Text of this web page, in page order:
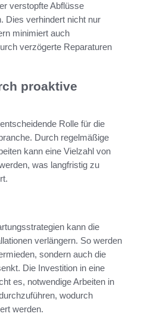
verstopfte Abflüsse
Dies verhindert nicht nur
minimiert auch
verzögerte Reparaturen
proaktive
Rolle für die
Durch regelmäßige
kann eine Vielzahl von
was langfristig zu
kann die
verlängern. So werden
sondern auch die
Die Investition in eine
es, notwendige Arbeiten in
wodurch
werden.